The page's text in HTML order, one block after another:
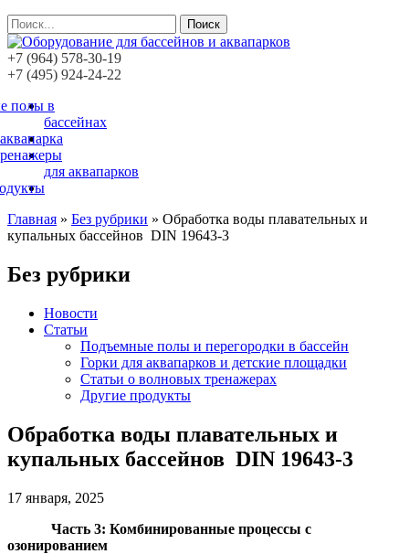
Поиск
+7 (964) 578-30-19
+7 (495) 924-24-22
полы в
бассейнах
для аквапарков
Главная » Без рубрики » Обработка воды плавательных и
купальных бассейнов DIN 19643-3
Без рубрики
Новости
Статьи
Подъемные полы и перегородки в бассейн
Горки для аквапарков и детские площадки
Статьи о волновых тренажерах
Другие продукты
Обработка воды плавательных и
купальных бассейнов DIN 19643-3
17 января, 2025
Часть 3: Комбинированные процессы с
озонированием